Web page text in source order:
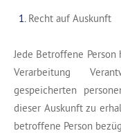
Recht auf Auskunft
Jede Betroffene
Verarbeitung
gespeicherten
dieser Auskunft zu
betroffene Person